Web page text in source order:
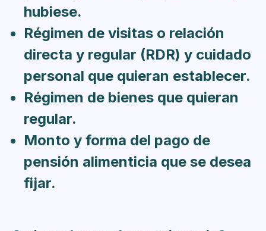
hubiese.
Régimen de visitas o relación
directa y regular (RDR) y cuidado
personal que quieran establecer.
Régimen de bienes que quieran
regular.
Monto y forma del pago de
pensión alimenticia que se desea
fijar.